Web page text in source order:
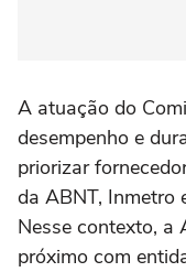
A atuação do
desempenho e
priorizar
da ABNT, Inmetro
Nesse contexto, a
próximo com